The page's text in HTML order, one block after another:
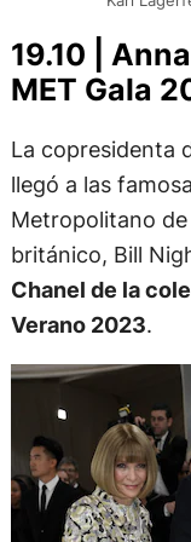
19.10 |
MET Gala
La copresidenta
llegó a las
Metropolitano
británico, Bill
Chanel de la
Verano 2023.